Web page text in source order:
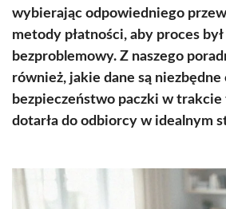
wybierając odpowiedniego
metody płatności, aby proces
bezproblemowy. Z naszego
również, jakie dane są niezbędne
bezpieczeństwo paczki w
dotarła do odbiorcy w idealnym